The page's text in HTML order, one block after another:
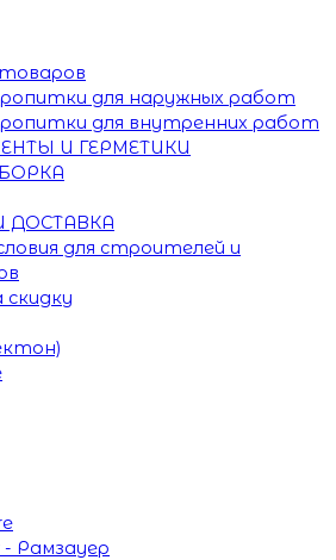
для наружных работ
для внутренних работ
И ГЕРМЕТИКИ
ДОСТАВКА
для строителей и
скидку
- Рамзауер